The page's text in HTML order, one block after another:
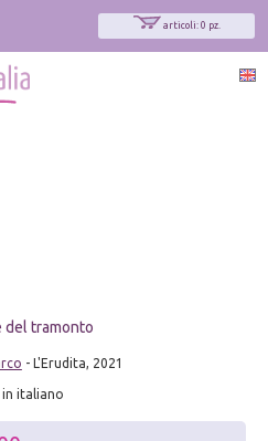
articoli: 0 pz.
del tramonto
- L'Erudita, 2021
italiano